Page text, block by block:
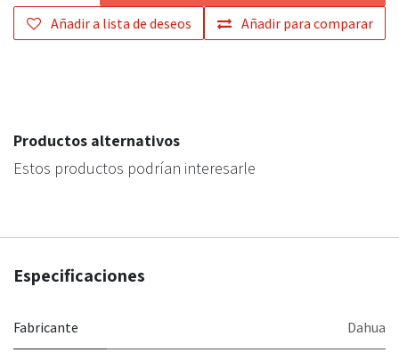
Añadir para comparar
Añadir a lista de deseos
Productos alternativos
Estos productos podrían interesarle
Especificaciones
Fabricante Dahua